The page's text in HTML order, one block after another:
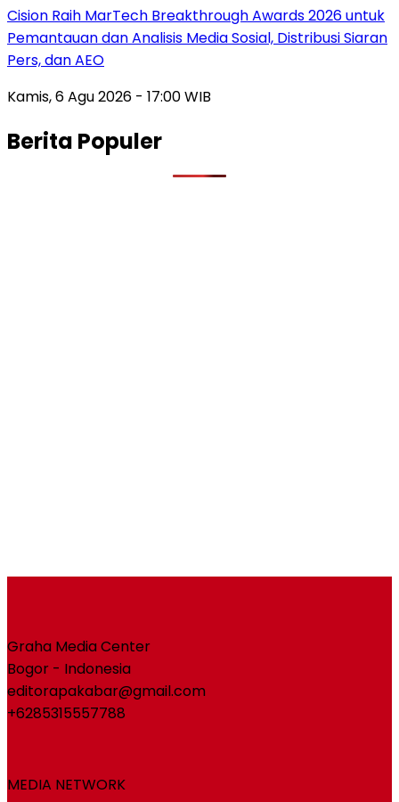
Cision Raih MarTech Breakthrough Awards 2026 untuk
Pemantauan dan Analisis Media Sosial, Distribusi Siaran
Pers, dan AEO
Kamis, 6 Agu 2026 - 17:00 WIB
Berita Populer
Graha Media Center
Bogor - Indonesia
editorapakabar@gmail.com
+6285315557788
MEDIA NETWORK